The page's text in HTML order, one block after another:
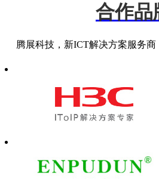
合作品
腾展科技，新ICT解决方案服务商